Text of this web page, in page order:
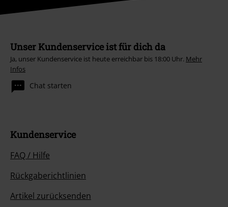
Unser Kundenservice ist für dich da
Ja, unser Kundenservice ist heute erreichbar bis 18:00 Uhr. Mehr
Infos
Chat starten
Kundenservice
FAQ / Hilfe
Rückgaberichtlinien
Artikel zurücksenden